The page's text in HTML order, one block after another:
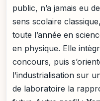
public, n’a jamais eu
sens scolaire
toute l’année en
en physique. Elle
concours, puis
l’industrialisation sur
de laboratoire la